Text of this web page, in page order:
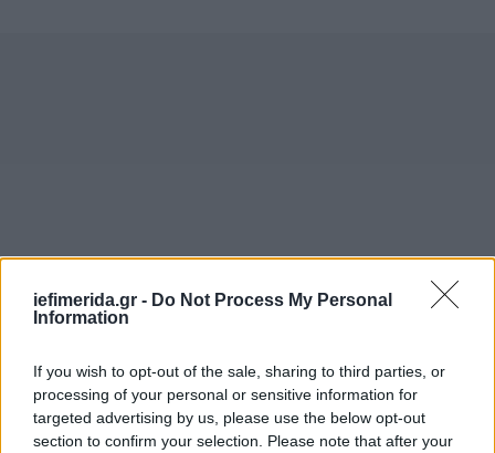
iefimerida.gr - Do Not Process My Personal
Information
If you wish to opt-out of the sale, sharing to third parties, or
processing of your personal or sensitive information for
targeted advertising by us, please use the below opt-out
section to confirm your selection. Please note that after your